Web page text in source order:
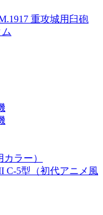
重攻城用臼砲
ラー）
C-5型（初代アニメ風